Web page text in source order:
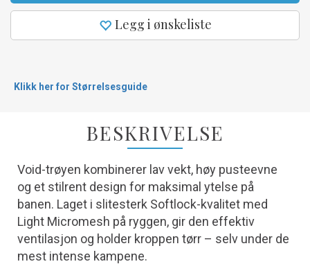
Legg i ønskeliste
Klikk her for Størrelsesguide
BESKRIVELSE
Void-trøyen kombinerer lav vekt, høy pusteevne
og et stilrent design for maksimal ytelse på
banen. Laget i slitesterk Softlock-kvalitet med
Light Micromesh på ryggen, gir den effektiv
ventilasjon og holder kroppen tørr – selv under de
mest intense kampene.